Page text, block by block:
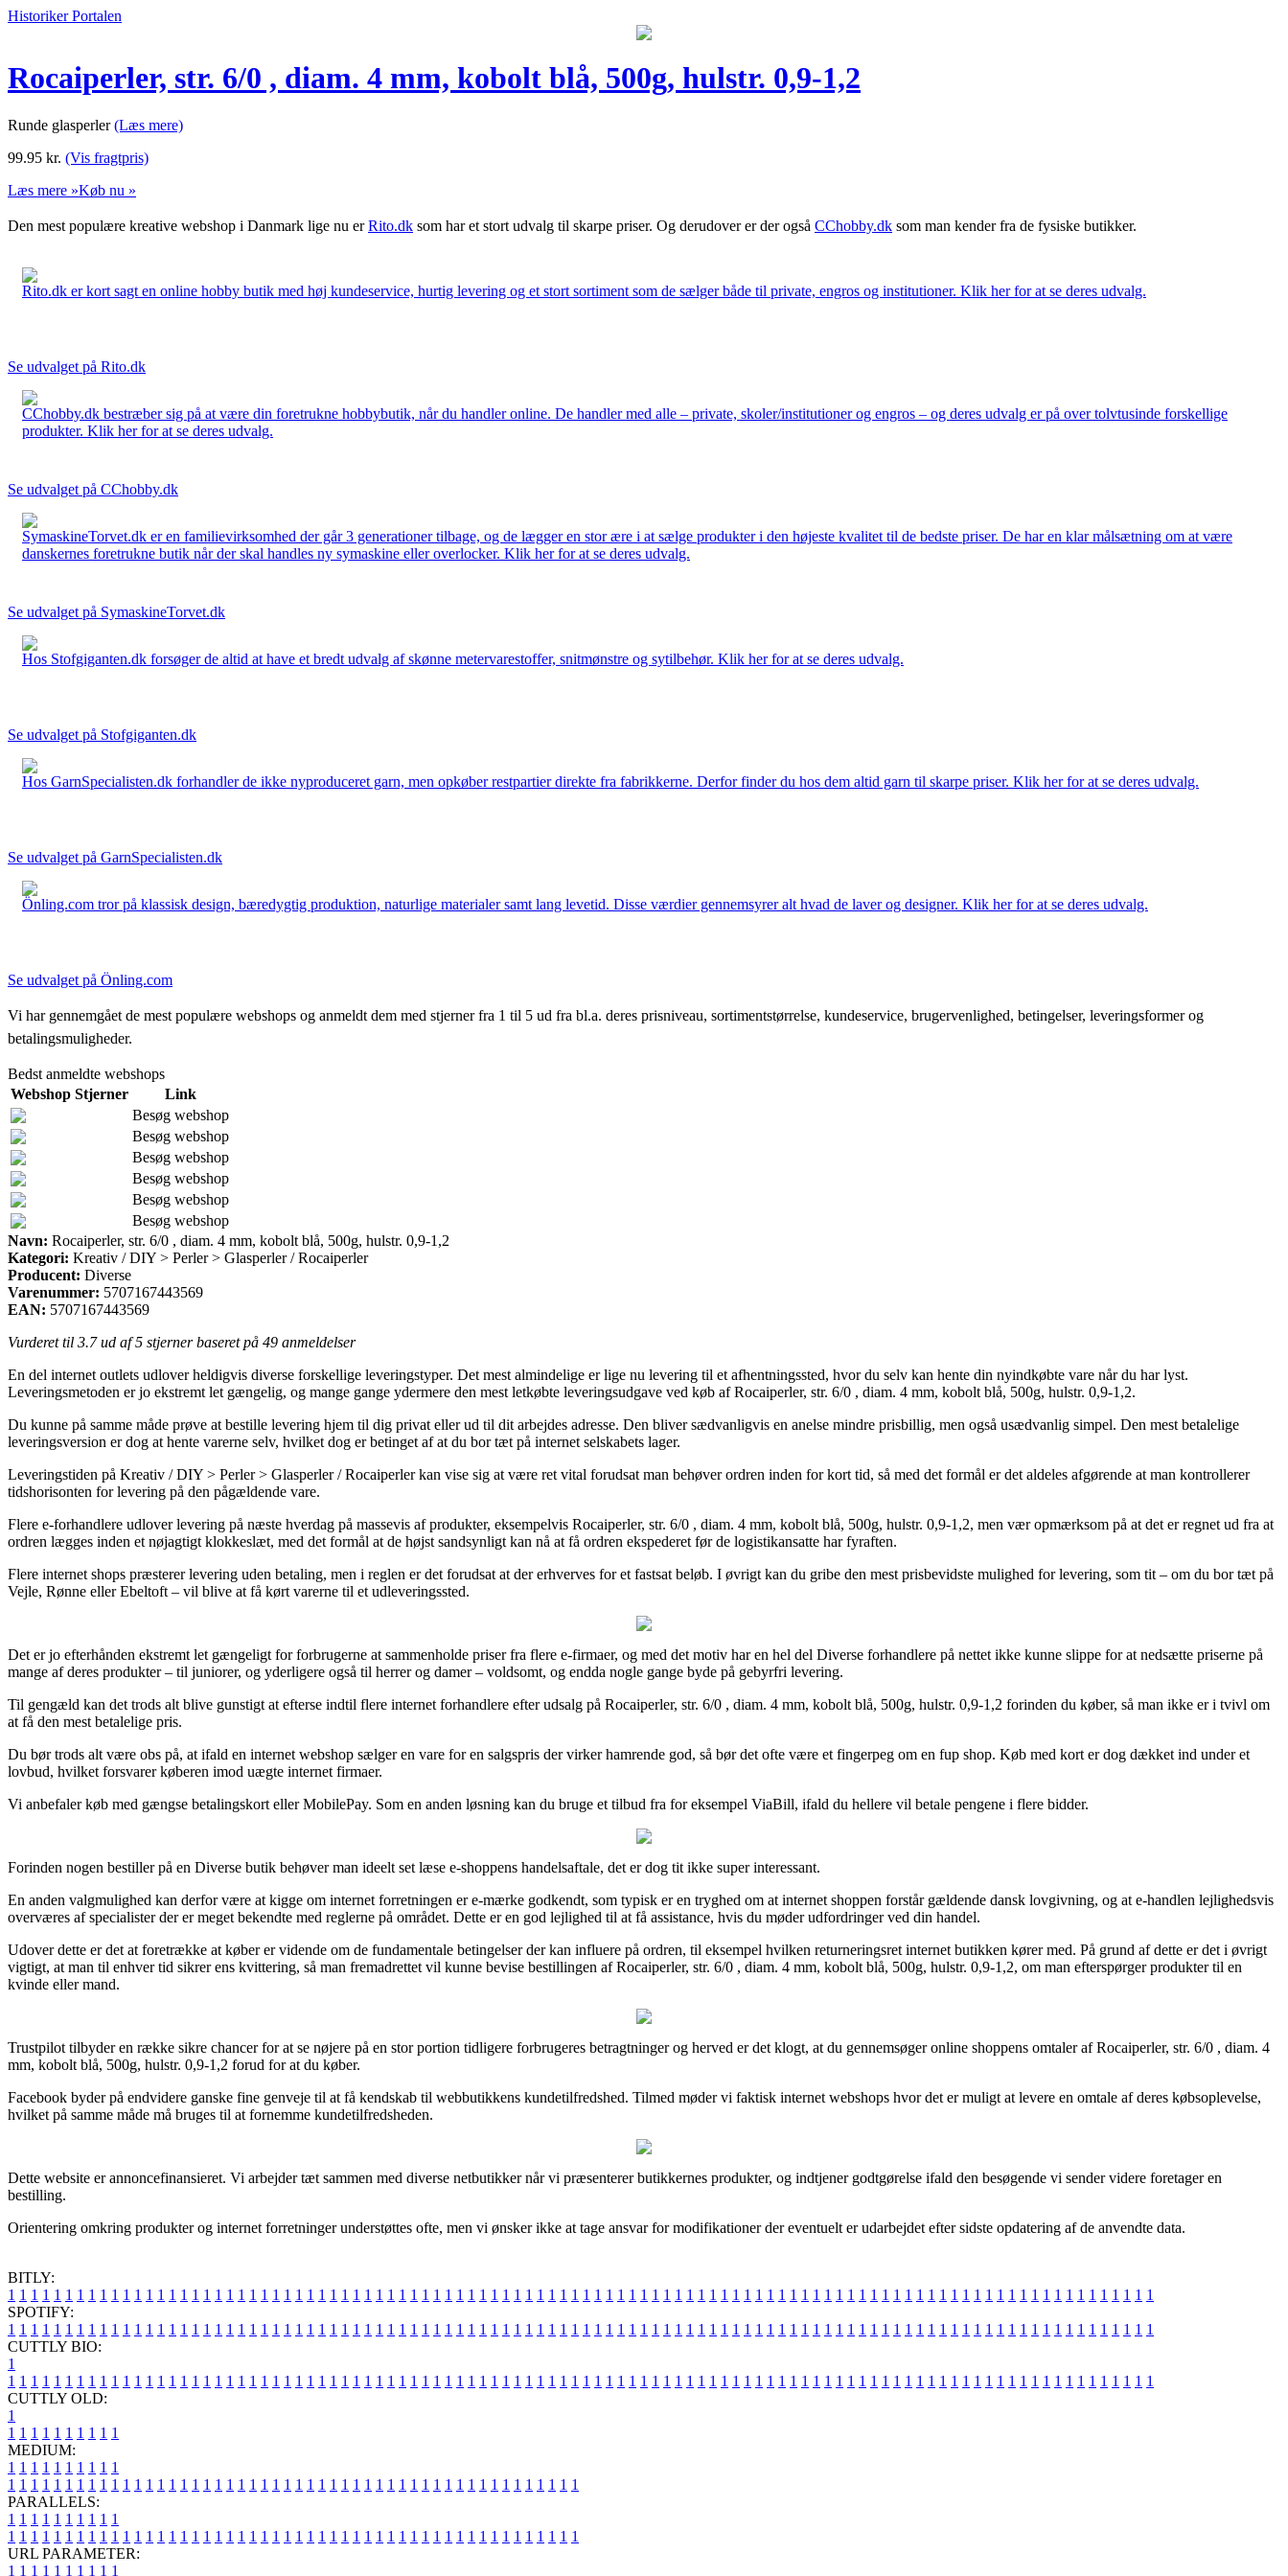
Historiker Portalen
Rocaiperler, str. 6/0 , diam. 4 mm, kobolt blå, 500g, hulstr. 0,9-1,2
Runde glasperler(Læs mere)
99.95 kr. (Vis fragtpris)
Læs mere »Køb nu »
Den mest populære kreative webshop i Danmark lige nu erRito.dk som har et stort udvalg til skarpe priser. Og derudover er der også CChobby.dk som man kender fra de fysiske butikker.
Rito.dk er kort sagt en online hobby butik med høj kundeservice, hurtig levering og et stort sortiment som de sælger både til private, engros og institutioner. Klik her for at se deres udvalg.
Se udvalget på Rito.dk
CChobby.dk bestræber sig på at være din foretrukne hobbybutik, når du handler online. De handler med alle – private, skoler/institutioner og engros – og deres udvalg er på over tolvtusinde forskellige
produkter. Klik her for at se deres udvalg.
Se udvalget på CChobby.dk
SymaskineTorvet.dk er en familievirksomhed der går 3 generationer tilbage, og de lægger en stor ære i at sælge produkter i den højeste kvalitet til de bedste priser. De har en klar målsætning om at være
danskernes foretrukne butik når der skal handles ny symaskine eller overlocker. Klik her for at se deres udvalg.
Se udvalget på SymaskineTorvet.dk
Hos Stofgiganten.dk forsøger de altid at have et bredt udvalg af skønne metervarestoffer, snitmønstre og sytilbehør. Klik her for at se deres udvalg.
Se udvalget på Stofgiganten.dk
Hos GarnSpecialisten.dk forhandler de ikke nyproduceret garn, men opkøber restpartier direkte fra fabrikkerne. Derfor finder du hos dem altid garn til skarpe priser. Klik her for at se deres udvalg.
Se udvalget på GarnSpecialisten.dk
Önling.com tror på klassisk design, bæredygtig produktion, naturlige materialer samt lang levetid. Disse værdier gennemsyrer alt hvad de laver og designer. Klik her for at se deres udvalg.
Se udvalget på Önling.com
Vi har gennemgået de mest populære webshops og anmeldt dem med stjerner fra 1 til 5 ud fra bl.a. deres prisniveau, sortimentstørrelse, kundeservice, brugervenlighed, betingelser, leveringsformer og
betalingsmuligheder.
Bedst anmeldte webshops
Webshop Stjerner
Link
Besøg webshop
Besøg webshop
Besøg webshop
Besøg webshop
Besøg webshop
Besøg webshop
Navn: Rocaiperler, str. 6/0 , diam. 4 mm, kobolt blå, 500g, hulstr. 0,9-1,2
Kategori: Kreativ / DIY > Perler > Glasperler / Rocaiperler
Producent: Diverse
Varenummer: 5707167443569
EAN: 5707167443569
Vurderet til 3.7ud af 5 stjerner baseret på 49 anmeldelser
En del internet outlets udlover heldigvis diverse forskellige leveringstyper. Det mest almindelige er lige nu levering til et afhentningssted, hvor du selv kan hente din nyindkøbte vare når du har lyst.
Leveringsmetoden er jo ekstremt let gængelig, og mange gange ydermere den mest letkøbte leveringsudgave ved køb af Rocaiperler, str. 6/0 , diam. 4 mm, kobolt blå, 500g, hulstr. 0,9-1,2.
Du kunne på samme måde prøve at bestille levering hjem til dig privat eller ud til dit arbejdes adresse. Den bliver sædvanligvis en anelse mindre prisbillig, men også usædvanlig simpel. Den mest betalelige
leveringsversion er dog at hente varerne selv, hvilket dog er betinget af at du bor tæt på internet selskabets lager.
Leveringstiden på Kreativ / DIY > Perler > Glasperler / Rocaiperler kan vise sig at være ret vital forudsat man behøver ordren inden for kort tid, så med det formål er det aldeles afgørende at man kontrollerer
tidshorisonten for levering på den pågældende vare.
Flere e-forhandlere udlover levering på næste hverdag på massevis af produkter, eksempelvis Rocaiperler, str. 6/0 , diam. 4 mm, kobolt blå, 500g, hulstr. 0,9-1,2, men vær opmærksom på at det er regnet ud fra at
ordren lægges inden et nøjagtigt klokkeslæt, med det formål at de højst sandsynligt kan nå at få ordren ekspederet før de logistikansatte har fyraften.
Flere internet shops præsterer levering uden betaling, men i reglen er det forudsat at der erhverves for et fastsat beløb. I øvrigt kan du gribe den mest prisbevidste mulighed for levering, som tit – om du bor tæt på
Vejle, Rønne eller Ebeltoft – vil blive at få kørt varerne til et udleveringssted.
Det er jo efterhånden ekstremt let gængeligt for forbrugerne at sammenholde priser fra flere e-firmaer, og med det motiv har en hel del Diverse forhandlere på nettet ikke kunne slippe for at nedsætte priserne på
mange af deres produkter – til juniorer, og yderligere også til herrer og damer – voldsomt, og endda nogle gange byde på gebyrfri levering.
Til gengæld kan det trods alt blive gunstigt at efterse indtil flere internet forhandlere efter udsalg på Rocaiperler, str. 6/0 , diam. 4 mm, kobolt blå, 500g, hulstr. 0,9-1,2 forinden du køber, så man ikke er i tvivl om
at få den mest betalelige pris.
Du bør trods alt være obs på, at ifald en internet webshop sælger en vare for en salgspris der virker hamrende god, så bør det ofte være et fingerpeg om en fup shop. Køb med kort er dog dækket ind under et
lovbud, hvilket forsvarer køberen imod uægte internet firmaer.
Vi anbefaler køb med gængse betalingskort eller MobilePay. Som en anden løsning kan du bruge et tilbud fra for eksempel ViaBill, ifald du hellere vil betale pengene i flere bidder.
Forinden nogen bestiller på en Diverse butik behøver man ideelt set læse e-shoppens handelsaftale, det er dog tit ikke super interessant.
En anden valgmulighed kan derfor være at kigge om internet forretningen er e-mærke godkendt, som typisk er en tryghed om at internet shoppen forstår gældende dansk lovgivning, og at e-handlen lejlighedsvis
overværes af specialister der er meget bekendte med reglerne på området. Dette er en god lejlighed til at få assistance, hvis du møder udfordringer ved din handel.
Udover dette er det at foretrække at køber er vidende om de fundamentale betingelser der kan influere på ordren, til eksempel hvilken returneringsret internet butikken kører med. På grund af dette er det i øvrigt
vigtigt, at man til enhver tid sikrer ens kvittering, så man fremadrettet vil kunne bevise bestillingen af Rocaiperler, str. 6/0 , diam. 4 mm, kobolt blå, 500g, hulstr. 0,9-1,2, om man efterspørger produkter til en
kvinde eller mand.
Trustpilot tilbyder en række sikre chancer for at se nøjere på en stor portion tidligere forbrugeres betragtninger og herved er det klogt, at du gennemsøger online shoppens omtaler af Rocaiperler, str. 6/0 , diam. 4
mm, kobolt blå, 500g, hulstr. 0,9-1,2 forud for at du køber.
Facebook byder på endvidere ganske fine genveje til at få kendskab til webbutikkens kundetilfredshed. Tilmed møder vi faktisk internet webshops hvor det er muligt at levere en omtale af deres købsoplevelse,
hvilket på samme måde må bruges til at fornemme kundetilfredsheden.
Dette website er annoncefinansieret. Vi arbejder tæt sammen med diverse netbutikker når vi præsenterer butikkernes produkter, og indtjener godtgørelse ifald den besøgende vi sender videre foretager en
bestilling.
Orientering omkring produkter og internet forretninger understøttes ofte, men vi ønsker ikke at tage ansvar for modifikationer der eventuelt er udarbejdet efter sidste opdatering af de anvendte data.
BITLY:
1 1 1 1 1 1 1 1 1 1 1 1 1 1 1 1 1 1 1 1 1 1 1 1 1 1 1 1 1 1 1 1 1 1 1 1 1 1 1 1 1 1 1 1 1 1 1 1 1 1 1 1 1 1 1 1 1 1 1 1 1 1 1 1 1 1 1 1 1 1 1 1 1 1 1 1 1 1 1 1 1 1 1 1 1 1 1 1 1 1 1 1 1 1 1 1 1 1 1 1
SPOTIFY:
1 1 1 1 1 1 1 1 1 1 1 1 1 1 1 1 1 1 1 1 1 1 1 1 1 1 1 1 1 1 1 1 1 1 1 1 1 1 1 1 1 1 1 1 1 1 1 1 1 1 1 1 1 1 1 1 1 1 1 1 1 1 1 1 1 1 1 1 1 1 1 1 1 1 1 1 1 1 1 1 1 1 1 1 1 1 1 1 1 1 1 1 1 1 1 1 1 1 1 1
CUTTLY BIO:
1
1 1 1 1 1 1 1 1 1 1 1 1 1 1 1 1 1 1 1 1 1 1 1 1 1 1 1 1 1 1 1 1 1 1 1 1 1 1 1 1 1 1 1 1 1 1 1 1 1 1 1 1 1 1 1 1 1 1 1 1 1 1 1 1 1 1 1 1 1 1 1 1 1 1 1 1 1 1 1 1 1 1 1 1 1 1 1 1 1 1 1 1 1 1 1 1 1 1 1 1
CUTTLY OLD:
1
1 1 1 1 1 1 1 1 1 1
MEDIUM:
1 1 1 1 1 1 1 1 1 1
1 1 1 1 1 1 1 1 1 1 1 1 1 1 1 1 1 1 1 1 1 1 1 1 1 1 1 1 1 1 1 1 1 1 1 1 1 1 1 1 1 1 1 1 1 1 1 1 1 1
PARALLELS:
1 1 1 1 1 1 1 1 1 1
1 1 1 1 1 1 1 1 1 1 1 1 1 1 1 1 1 1 1 1 1 1 1 1 1 1 1 1 1 1 1 1 1 1 1 1 1 1 1 1 1 1 1 1 1 1 1 1 1 1
URL PARAMETER:
1 1 1 1 1 1 1 1 1 1